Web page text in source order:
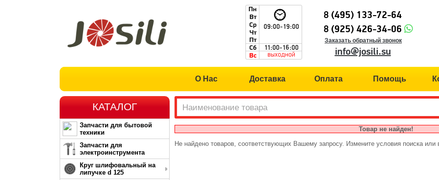
8 (495) 133-72-64
8 (925) 426-34-06
Заказать обратный звонок
info@josili.su
О Нас Доставка Оплата Помощь
КАТАЛОГ
Запчасти для бытовой
техники
Запчасти для
электроинструмента
Круг шлифовальный на
липучке d 125
Товар не найден!
Не найдено товаров, соответствующих Вашему запросу. Измените условия поиска или